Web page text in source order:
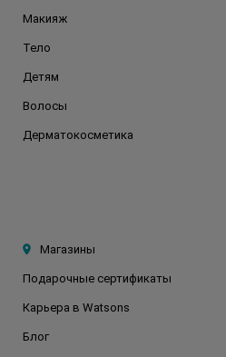
Макияж
Тело
Детям
Волосы
Дерматокосметика
Магазины
Подарочные сертификаты
Карьера в Watsons
Блог